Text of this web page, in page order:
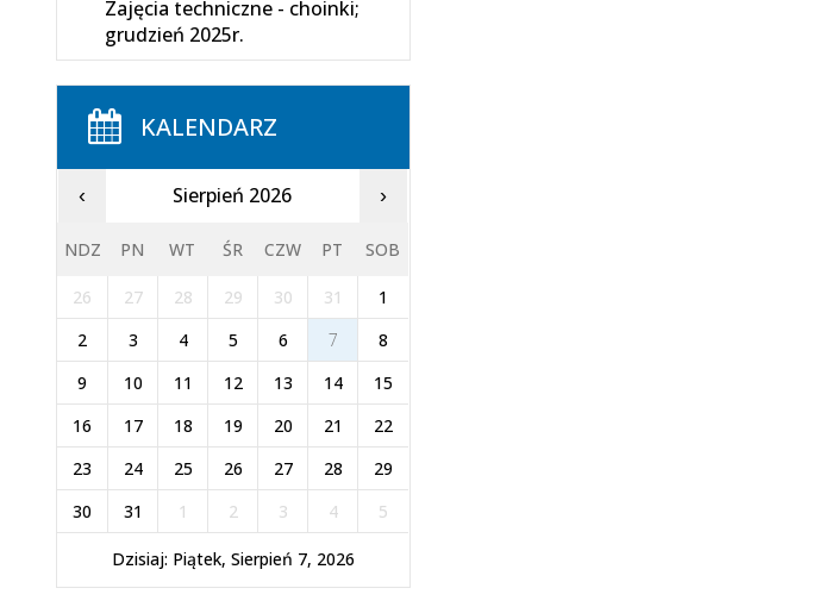
Zajęcia techniczne - choinki;
grudzień 2025r.
KALENDARZ
‹ Sierpień 2026 ›
NDZ PN WT ŚR CZW PT SOB
26 27 28 29 30 31
1
2
3 4 5 6 7
8
9
10 11 12 13 14
15
16
17 18 19 20 21
22
23
24 25 26 27 28
29
30
31 1 2 3 4 5
Dzisiaj: Piątek, Sierpień 7, 2026